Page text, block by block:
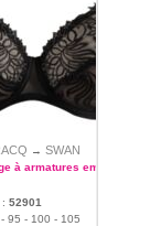
→ SWAN
à armatures emboitant
52901
95 - 100 - 105